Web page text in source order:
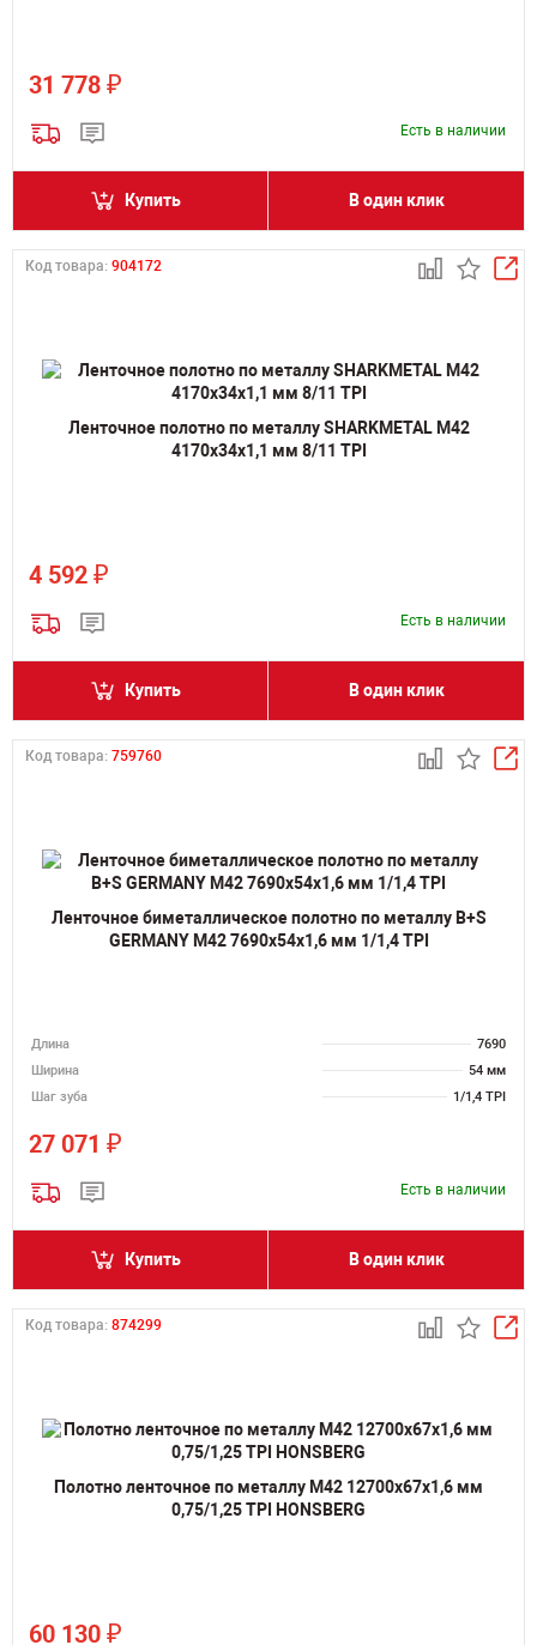
31 778 ₽
Есть в наличии
Купить В один клик
Код товара: 904172
Ленточное полотно по металлу SHARKMETAL M42
4170х34х1,1 мм 8/11 TPI
4 592 ₽
Есть в наличии
Купить В один клик
Код товара: 759760
Ленточное биметаллическое полотно по металлу B+S
GERMANY M42 7690х54х1,6 мм 1/1,4 TPI
Длина
7690
Ширина
54 мм
Шаг зуба
1/1,4 TPI
27 071 ₽
Есть в наличии
Купить В один клик
Код товара: 874299
Полотно ленточное по металлу M42 12700х67х1,6 мм
0,75/1,25 TPI HONSBERG
60 130 ₽